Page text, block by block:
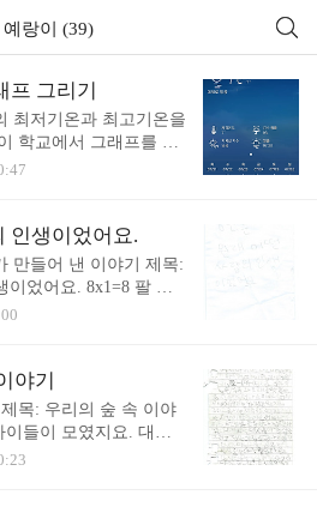
예랑이 (39)
프 그리기
최저기온과 최고기온을
학교에서 그래프를 배
월요일) 오늘부터 앞으
니다. 지금 보니 왼쪽
기온이 최저기온보다
축을 월화수목금토일,
를 해야하는데 그것도
씨에 대한 이야기를
으로 비가 내리는 그림
을, 빨간색으로는 해님
인생이었어요.
만들어 낸 이야기 제목:
이었어요. 8x1=8 팔 일
. 8x2=16팔 이 십육파
작했다. 8x6=48팔 근
56개를 칠했대요. 8x8
팔고 나서 72라
이다. ^^
야기
목: 우리의 숲 속 이야
들이 모였지요. 대부
, 스마이더, 파티마, 루